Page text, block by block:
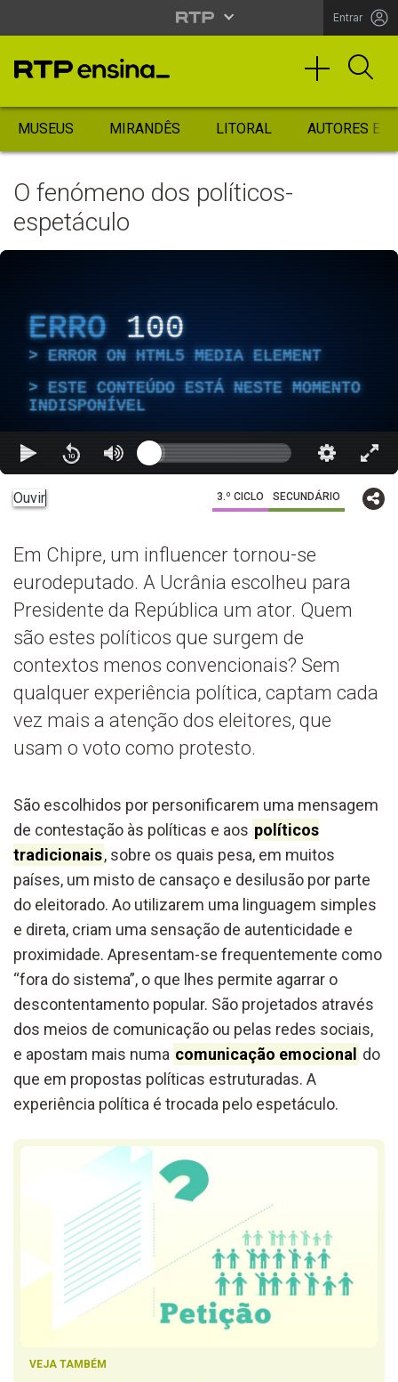
Entrar
MUSEUS MIRANDÊS LITORAL AUTORES
O fenómeno dos políticos-
espetáculo
ERRO 100
ERROR ON HTML5 MEDIA ELEMENT
ESTE CONTEÚDO ESTÁ NESTE MOMENTO
INDISPONÍVEL
Ouvir 3.º CICLO SECUNDÁRIO
Em Chipre, um influencer tornou-se
eurodeputado. A Ucrânia escolheu para
Presidente da República um ator. Quem
são estes políticos que surgem de
contextos menos convencionais? Sem
qualquer experiência política, captam cada
vez mais a atenção dos eleitores, que
usam o voto como protesto.
São escolhidos por personificarem uma mensagem
de contestação às políticas e aos políticos
tradicionais, sobre os quais pesa, em muitos
países, um misto de cansaço e desilusão por parte
do eleitorado. Ao utilizarem uma linguagem simples
e direta, criam uma sensação de autenticidade e
proximidade. Apresentam-se frequentemente como
“fora do sistema”, o que lhes permite agarrar o
descontentamento popular. São projetados através
dos meios de comunicação ou pelas redes sociais,
e apostam mais numa comunicação emocional do
que em propostas políticas estruturadas. A
experiência política é trocada pelo espetáculo.
VEJA TAMBÉM